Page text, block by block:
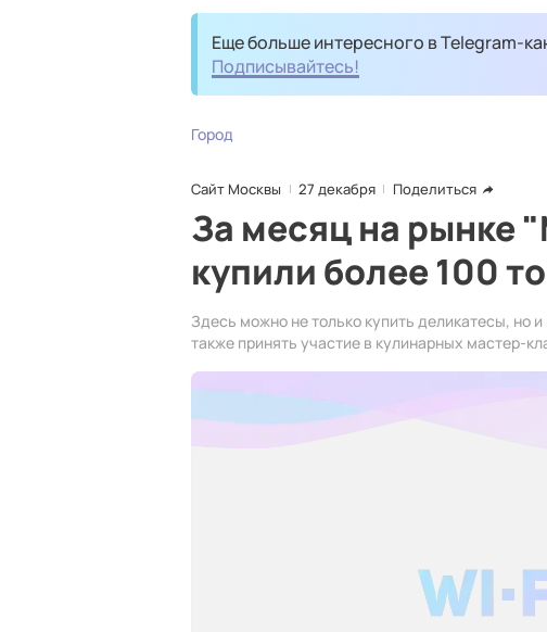
Еще больше интересного в Telegram-
Подписывайтесь!
Город
Сайт Москвы 27 декабря Поделиться
За месяц на рынке
купили более 100
Здесь можно не только купить деликатесы, но
также принять участие в кулинарных мастер-